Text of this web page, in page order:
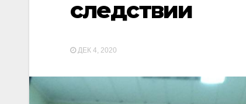
следствии
ДЕК 4, 2020